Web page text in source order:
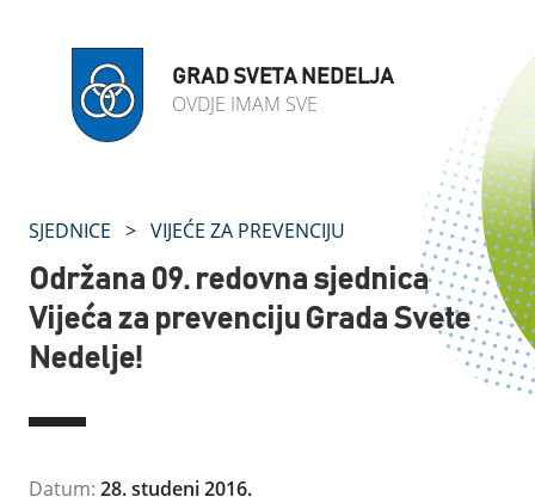
GRAD SVETA NEDELJA
OVDJE IMAM SVE
SJEDNICE > VIJEĆE ZA PREVENCIJU
Održana 09. redovna sjednica
Vijeća za prevenciju Grada Svete
Nedelje!
Datum: 28. studeni 2016.